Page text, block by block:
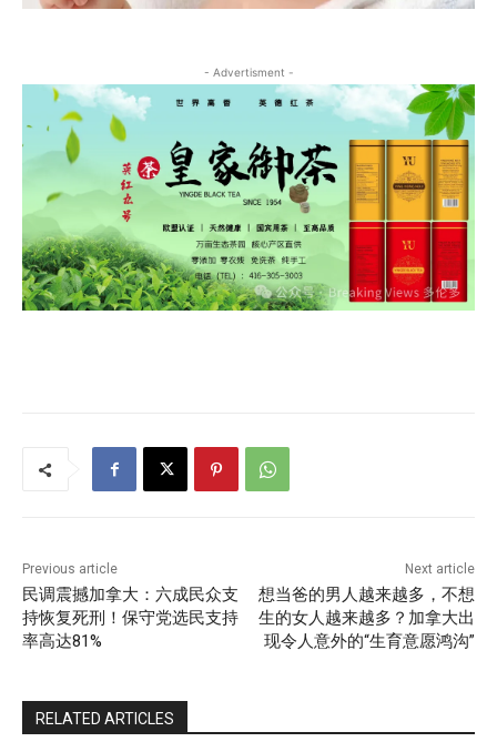
- Advertisment -
Previous article
民调震撼加拿大：六成民众支
持恢复死刑！保守党选民支持
率高达81%
Next article
想当爸的男人越来越多，不想
生的女人越来越多？加拿大出
现令人意外的“生育意愿鸿沟”
RELATED ARTICLES